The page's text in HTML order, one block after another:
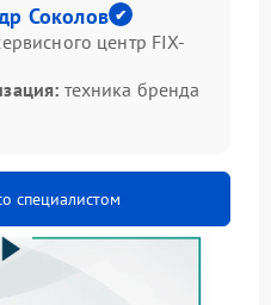
отключение
причин — система
работу для
отказа защиты
при
корпуса в штатных
температуры внутри
Соколов
центр FIX-
техника бренда
специалистом